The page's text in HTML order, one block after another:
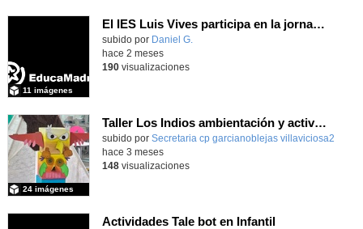
El IES Luis Vives participa en la jornada de trabajo sobre mecanizado CNC e Industria 4.0
subido por Daniel G.
11 imágenes
hace 2 meses
190visualizaciones
Taller Los Indios ambientación y actividades 13 mayo 4 años
subido por Secretaria cp garcianoblejas villaviciosa2
24 imágenes
hace 3 meses
148visualizaciones
Actividades Tale bot en Infantil